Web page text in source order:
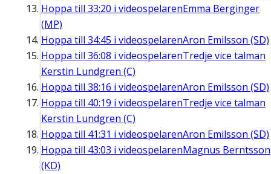
Hoppa till 33:20 i videospelarenEmma Berginger
(MP)
Hoppa till 34:45 i videospelarenAron Emilsson (SD)
Hoppa till 36:08 i videospelarenTredje vice talman
Kerstin Lundgren (C)
Hoppa till 38:16 i videospelarenAron Emilsson (SD)
Hoppa till 40:19 i videospelarenTredje vice talman
Kerstin Lundgren (C)
Hoppa till 41:31 i videospelarenAron Emilsson (SD)
Hoppa till 43:03 i videospelarenMagnus Berntsson
(KD)